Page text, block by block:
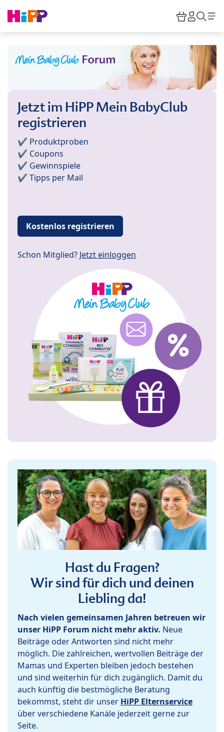
HiPP
Jetzt im HiPP Mein BabyClub
registrieren
✔️ Produktproben
✔️ Coupons
✔️ Gewinnspiele
✔️ Tipps per Mail
Kostenlos registrieren
Schon Mitglied? Jetzt einloggen
Hast du Fragen?
Wir sind für dich und deinen
Liebling da!
Nach vielen gemeinsamen Jahren betreuen wir
unser HiPP Forum nicht mehr aktiv. Neue
Beiträge oder Antworten sind nicht mehr
möglich. Die zahlreichen, wertvollen Beiträge der
Mamas und Experten bleiben jedoch bestehen
und sind weiterhin für dich zugänglich. Damit du
auch künftig die bestmögliche Beratung
bekommst, steht dir unser HiPP Elternservice
über verschiedene Kanäle jederzeit gerne zur
Seite.